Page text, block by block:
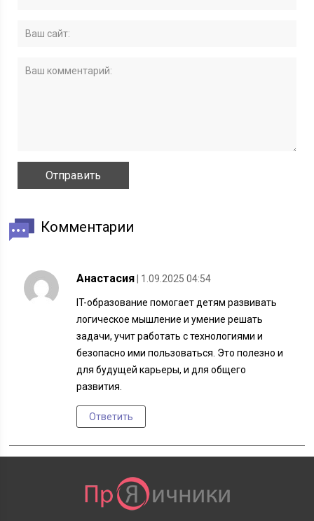
Комментарии
Анастасия | 1.09.2025 04:54
IT-образование помогает детям развивать
логическое мышление и умение решать
задачи, учит работать с технологиями и
безопасно ими пользоваться. Это полезно и
для будущей карьеры, и для общего
развития.
Ответить